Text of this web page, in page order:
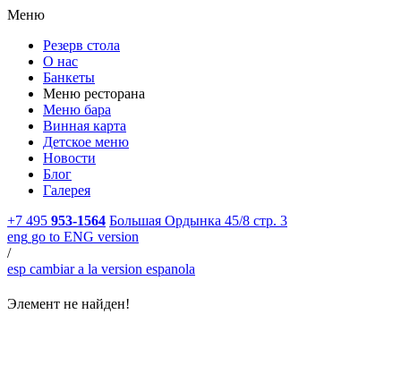
Меню
Резерв стола
О нас
Банкеты
Меню ресторана
Меню бара
Винная карта
Детское меню
Новости
Блог
Галерея
+7 495 953-1564 Большая Ордынка 45/8 стр. 3
eng go to ENG version
/
esp cambiar a la version espanola
Элемент не найден!